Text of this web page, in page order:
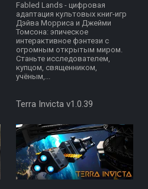
Fabled Lands - цифровая
адаптация культовых книг-игр
Дэйва Морриса и Джейми
Томсона: эпическое
интерактивное фэнтези с
огромным открытым миром.
Станьте исследователем,
купцом, священником,
учёным,...
Terra Invicta v1.0.39